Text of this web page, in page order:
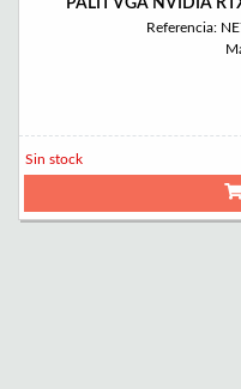
PALIT VGA NVIDIA
Referencia:
Sin stock